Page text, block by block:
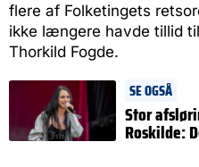
flere af Folketingets
ikke længere havde tillid
Thorkild Fogde.
SE OGSÅ
Stor
Roskilde: